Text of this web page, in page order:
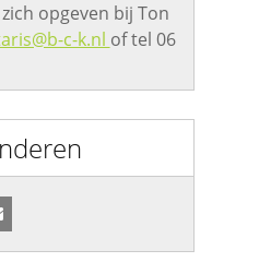
opgeven bij Ton
c-k.nl of tel 06
mail